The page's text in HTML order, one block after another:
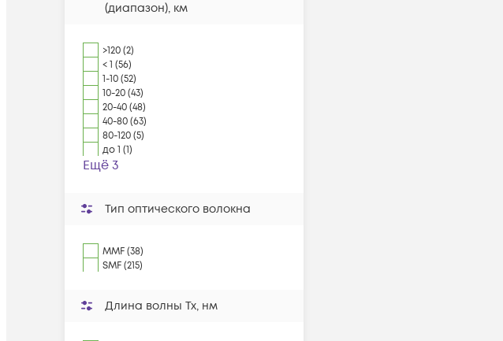
(диапазон), км
>120 (2)
< 1 (56)
1-10 (52)
10-20 (43)
20-40 (48)
40-80 (63)
80-120 (5)
до 1 (1)
Ещё 3
Тип оптического волокна
MMF (38)
SMF (215)
Длина волны Tx, нм